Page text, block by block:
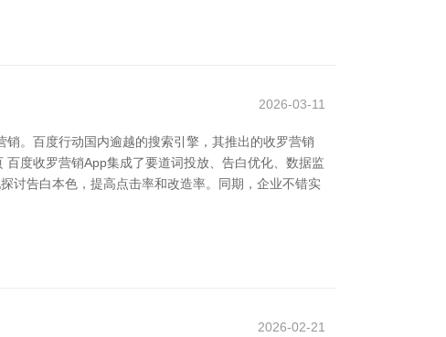
2026-03-11
。百度行动国内逾越的搜索引擎，其推出的收罗营销
度收罗营销App集成了要道词投放、告白优化、数据监
讨告白本色，提高点击率和改造率。同期，企业不错实
2026-02-21